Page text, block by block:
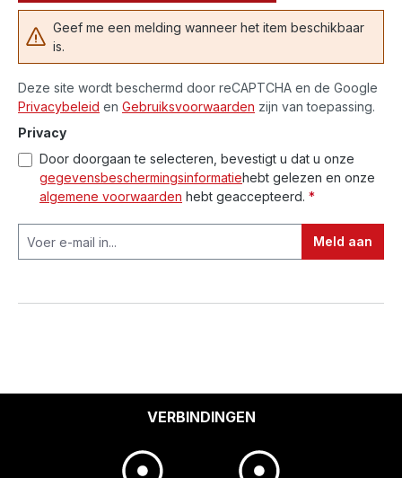
Geef me een melding wanneer het item beschikbaar
is.
Deze site wordt beschermd door reCAPTCHA en de Google
Privacybeleid en Gebruiksvoorwaarden zijn van toepassing.
Privacy
Door doorgaan te selecteren, bevestigt u dat u onze
gegevensbeschermingsinformatiehebt gelezen en onze
algemene voorwaarden hebt geaccepteerd. *
Meld aan
VERBINDINGEN